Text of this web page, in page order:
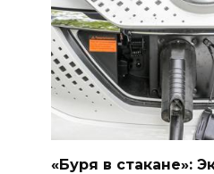
«Буря в стакане»: